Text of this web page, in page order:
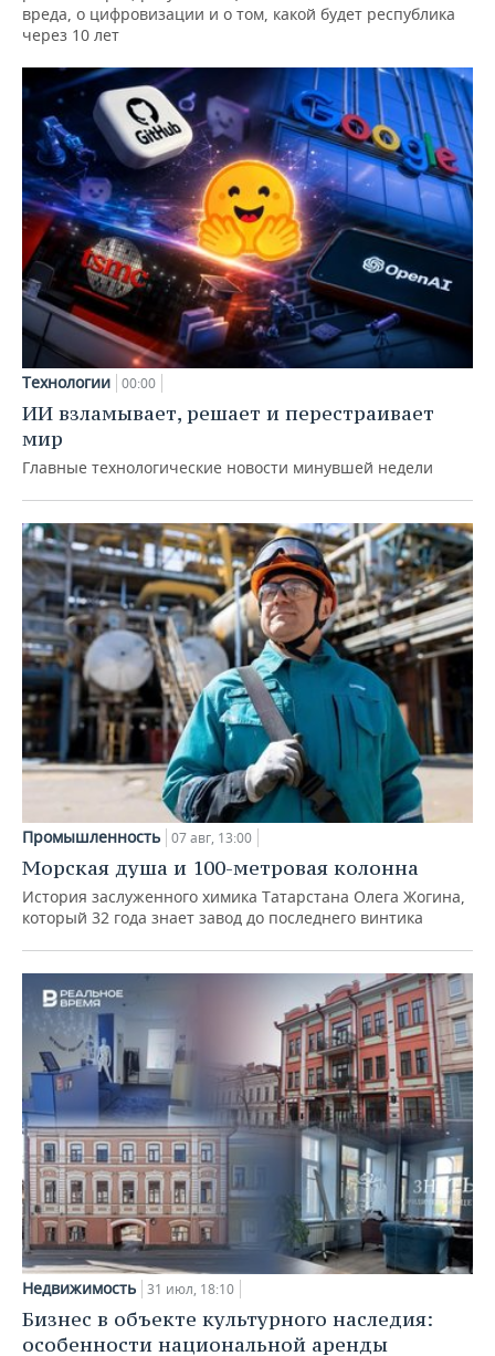
вреда, о цифровизации и о том, какой будет республика
через 10 лет
Технологии 00:00
ИИ взламывает, решает и перестраивает
мир
Главные технологические новости минувшей недели
Промышленность 07 авг, 13:00
Морская душа и 100-метровая колонна
История заслуженного химика Татарстана Олега Жогина,
который 32 года знает завод до последнего винтика
Недвижимость 31 июл, 18:10
Бизнес в объекте культурного наследия:
особенности национальной аренды